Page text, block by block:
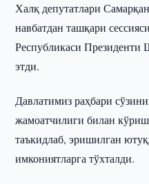
Халқ депутатлари
навбатдан ташқари
Республикаси
этди.
Давлатимиз раҳбари
жамоатчилиги билан
таъкидлаб, эришилган
имкониятларга тўхталди.